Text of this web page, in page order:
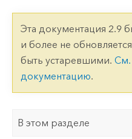
Эта документация 2.9
и более не
быть устаревшими. См.
документацию.
В этом разделе